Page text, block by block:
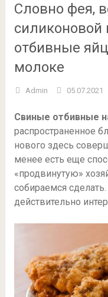
Словно фея,
отбивные
молоке
Admin 05.07.2021
Свиные отбивные
распространенное
нового здесь
менее есть еще
«продвинутую»
собираемся
действительно